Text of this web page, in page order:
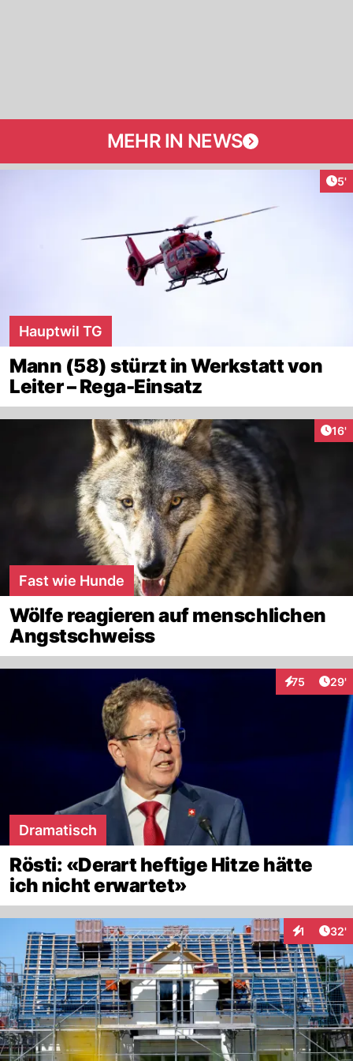
MEHR IN NEWS
5'
Hauptwil TG
Mann (58) stürzt in Werkstatt von
Leiter – Rega-Einsatz
16'
Fast wie Hunde
Wölfe reagieren auf menschlichen
Angstschweiss
75
Interaktionen
29'
Dramatisch
Rösti: «Derart heftige Hitze hätte
ich nicht erwartet»
1 32'